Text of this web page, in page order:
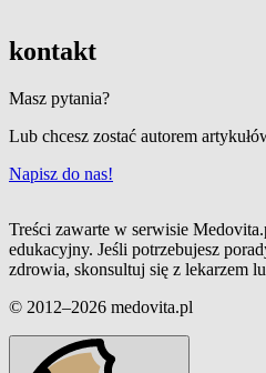
kontakt
Masz pytania?
Lub chcesz zostać autorem
Napisz do nas!
Treści zawarte w serwisie
edukacyjny. Jeśli potrzebujesz
zdrowia, skonsultuj się z lekarzem
© 2012–2026 medovita.pl